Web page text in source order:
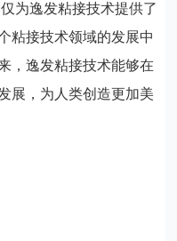
为逸发粘接技术提供了
粘接技术领域的发展中
，逸发粘接技术能够在
展，为人类创造更加美